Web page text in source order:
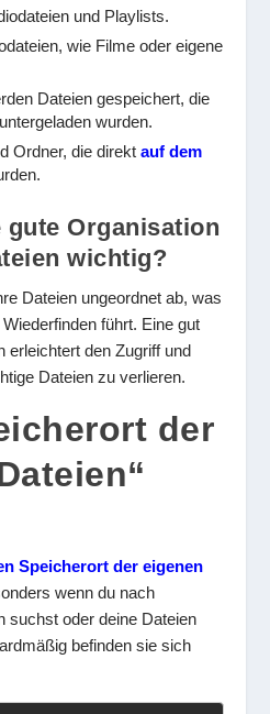
und Playlists.
wie Filme oder eigene
Dateien gespeichert, die
wurden.
Ordner, die direktauf dem
gute Organisation
wichtig?
Dateien ungeordnet ab, was
führt. Eine gut
erleichtert den Zugriff und
Dateien zu verlieren.
der
Speicherort der eigenen
wenn du nach
suchst oder deine Dateien
befinden sie sich